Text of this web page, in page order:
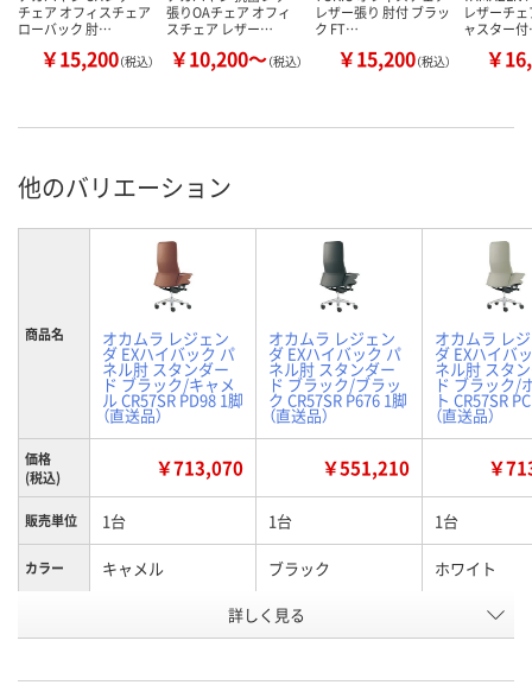
チェア オフィスチェア
ローバック 肘…
￥15,200（税込）
張りOAチェア オフィ
スチェア レザー…
￥10,200～（税込）
レザー張り 肘付 ブラッ
ク FT…
￥15,200（税込）
レザーチ
ャスター
￥
他のバリエーション
商品名 オカムラ レジェン
ダ EXハイバック パ
ネル肘 スタンダー
ド ブラック/キャメ
ル CR57SR PD98 1脚
（直送品）
オカムラ レジェン
ダ EXハイバック パ
ネル肘 スタンダー
ド ブラック/ブラッ
ク CR57SR P676 1脚
（直送品）
オカムラ レ
ダ EXハイバ
ネル肘 スタ
ド ブラック/
ト CR57SR
（直送品）
価格
(税込)
￥713,070 ￥551,210 ￥
販売単位 1台 1台 1台
カラー キャメル ブラック ホワイト
X106748 X106751
詳しく見る